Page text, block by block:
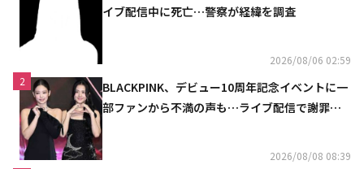
イブ配信中に死亡…警察が経緯を調査
2026/08/06 02:59
2
BLACKPINK、デビュー10周年記念イベントに一
部ファンから不満の声も…ライブ配信で謝罪
2026/08/08 08:39